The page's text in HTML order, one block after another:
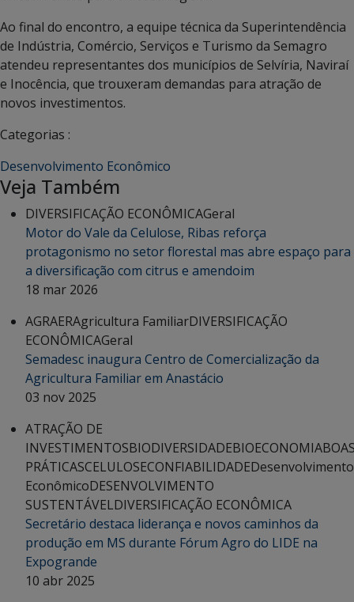
Ao final do encontro, a equipe técnica da Superintendência
de Indústria, Comércio, Serviços e Turismo da Semagro
atendeu representantes dos municípios de Selvíria, Naviraí
e Inocência, que trouxeram demandas para atração de
novos investimentos.
Categorias :
Desenvolvimento Econômico
Veja Também
DIVERSIFICAÇÃO ECONÔMICAGeral
Motor do Vale da Celulose, Ribas reforça
protagonismo no setor florestal mas abre espaço para
a diversificação com citrus e amendoim
18 mar 2026
AGRAERAgricultura FamiliarDIVERSIFICAÇÃO
ECONÔMICAGeral
Semadesc inaugura Centro de Comercialização da
Agricultura Familiar em Anastácio
03 nov 2025
ATRAÇÃO DE
INVESTIMENTOSBIODIVERSIDADEBIOECONOMIA
PRÁTICASCELULOSECONFIABILIDADEDesenvolvimento
EconômicoDESENVOLVIMENTO
SUSTENTÁVELDIVERSIFICAÇÃO ECONÔMICA
Secretário destaca liderança e novos caminhos da
produção em MS durante Fórum Agro do LIDE na
Expogrande
10 abr 2025